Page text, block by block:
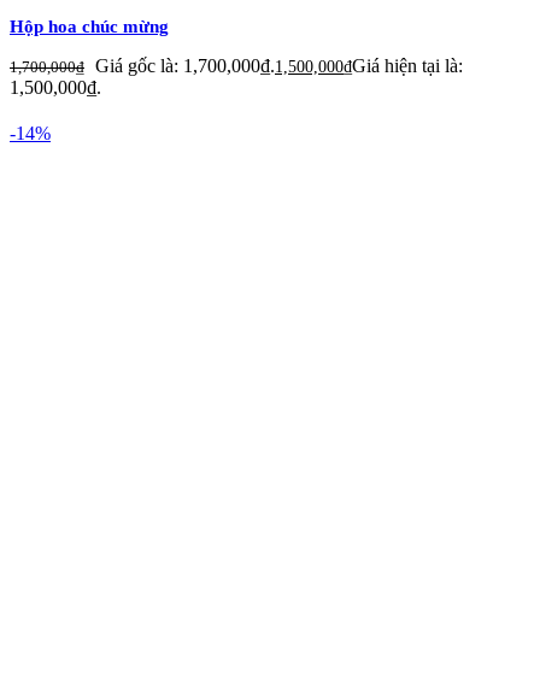
Hộp hoa chúc mừng
1,700,000₫ Giá gốc là: 1,700,000₫.1,500,000₫Giá hiện tại là:
1,500,000₫.
-14%